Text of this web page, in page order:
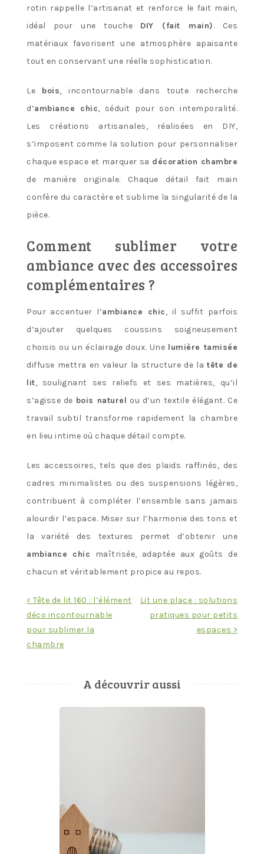
rotin rappelle l’artisanat et renforce le fait main,
idéal pour une touche DIY (fait main). Ces
matériaux favorisent une atmosphère apaisante
tout en conservant une réelle sophistication.
Le bois, incontournable dans toute recherche
d’ambiance chic, séduit pour son intemporalité.
Les créations artisanales, réalisées en DIY,
s’imposent comme la solution pour personnaliser
chaque espace et marquer sa décoration chambre
de manière originale. Chaque détail fait main
confère du caractère et sublime la singularité de la
pièce.
Comment sublimer votre
ambiance avec des accessoires
complémentaires ?
Pour accentuer l’ambiance chic, il suffit parfois
d’ajouter quelques coussins soigneusement
choisis ou un éclairage doux. Une lumière tamisée
diffuse mettra en valeur la structure de la tête de
lit, soulignant ses reliefs et ses matières, qu’il
s’agisse de bois naturel ou d’un textile élégant. Ce
travail subtil transforme rapidement la chambre
en lieu intime où chaque détail compte.
Les accessoires, tels que des plaids raffinés, des
cadres minimalistes ou des suspensions légères,
contribuent à compléter l’ensemble sans jamais
alourdir l’espace. Miser sur l’harmonie des tons et
la variété des textures permet d’obtenir une
ambiance chic maîtrisée, adaptée aux goûts de
chacun et véritablement propice au repos.
Navigation
l’article
< Tête de lit 160 : l’élément
déco incontournable
pour sublimer la
chambre
Lit une place : solutions
pratiques pour petits
espaces >
A découvrir aussi